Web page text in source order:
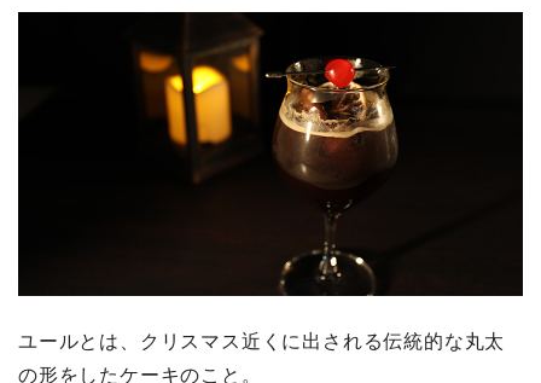
ユールとは、クリスマス近くに出される伝統的な丸太
の形をしたケーキのこと。